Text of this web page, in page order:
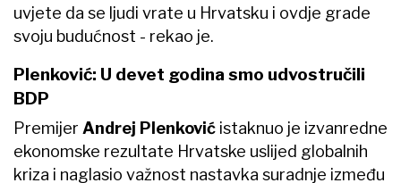
uvjete da se ljudi vrate u Hrvatsku i ovdje grade
svoju budućnost - rekao je.
Plenković: U devet godina smo udvostručili
BDP
Premijer Andrej Plenković istaknuo je izvanredne
ekonomske rezultate Hrvatske uslijed globalnih
kriza i naglasio važnost nastavka suradnje između